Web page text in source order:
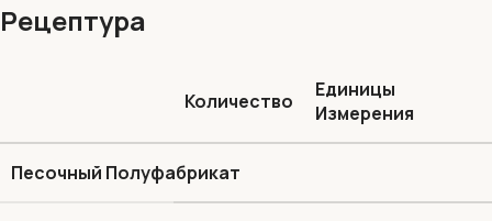
Рецептура
Количество
Единицы
Измерения
Песочный Полуфабрикат